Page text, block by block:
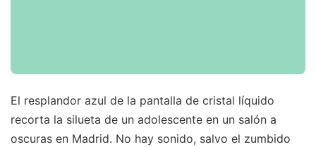
El resplandor azul de la pantalla de cristal líquido
recorta la silueta de un adolescente en un salón a
oscuras en Madrid. No hay sonido, salvo el zumbido